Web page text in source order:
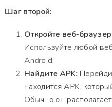
Шаг второй:
Откройте веб-
Используйте любой
Android.
Найдите APK:
находится APK,
Обычно он